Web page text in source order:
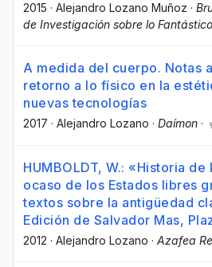
2015 · Alejandro Lozano Muñoz ·
de Investigación sobre lo Fantástico
A medida del cuerpo. Notas
retorno a lo físico en la
nuevas tecnologías
2017 · Alejandro Lozano · Daímon ·
HUMBOLDT, W.: «Historia
ocaso de los Estados libres
textos sobre la antigüedad
Edición de Salvador Mas,
2012 · Alejandro Lozano · Azafea